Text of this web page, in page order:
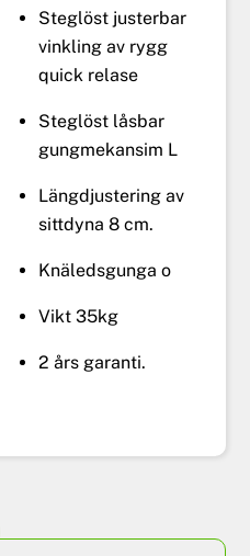
Steglöst justerbar
vinkling av rygg
quick relase
Steglöst låsbar
gungmekansim L
Längdjustering av
sittdyna 8 cm.
Knäledsgunga o
Vikt 35kg
2 års garanti.